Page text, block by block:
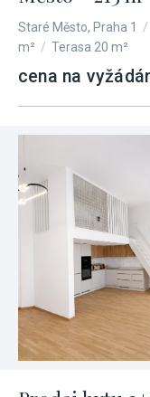
Staré Město, Praha 1 /
m² / Terasa 20 m²
cena na